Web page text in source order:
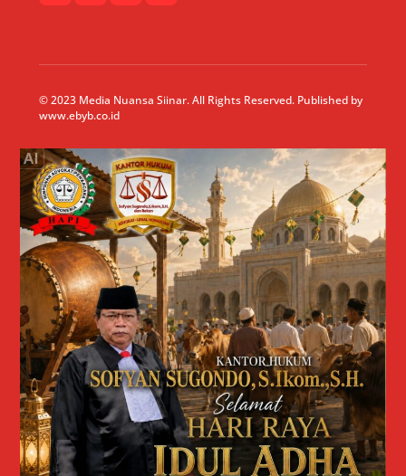
© 2023 Media Nuansa Siinar. All Rights Reserved. Published by
www.ebyb.co.id